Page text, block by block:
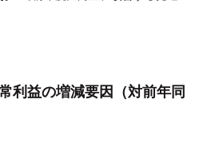
利益の増減要因（対前年同